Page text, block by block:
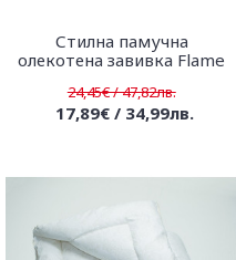
Стилна памучна
олекотена завивка Flame
24,45€ / 47,82лв.
17,89€ / 34,99лв.